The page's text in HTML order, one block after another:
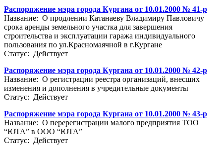
Распоряжение мэра города Кургана от 10.01.2000 № 41-р
Название: О продлении Катанаеву Владимиру Павловичу
срока аренды земельного участка для завершения
строительства и эксплуатации гаража индивидуального
пользования по ул.Красномаячной в г.Кургане
Статус: Действует
Распоряжение мэра города Кургана от 10.01.2000 № 42-р
Название: О регистрации реестра организаций, внесших
изменения и дополнения в учредительные документы
Статус: Действует
Распоряжение мэра города Кургана от 10.01.2000 № 43-р
Название: О перерегистрации малого предприятия ТОО
“ЮТА” в ООО “ЮТА”
Статус: Действует